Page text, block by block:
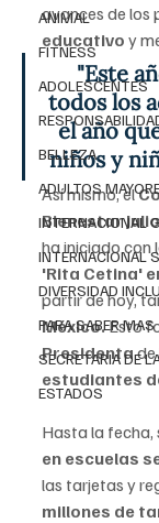
ANIMAL
FITNESS
ADOLESCENTES
BELLEZA
ADULTOS
INTERNACIONAL
INTERNACIONAL
DIVERSIDAD
PARA SABER MAS
SECRETARIA DE
ESTADOS
avances de los
educativo y
"Este
todos los
el año
niños y
Así mismo, el
Bienestar
ha iniciado con
'Rita Cetina'
partir de hoy,
México. Esto
Presidenta de
estudiantes
Hasta la fecha,
en escuelas
las tarjetas y
millones de